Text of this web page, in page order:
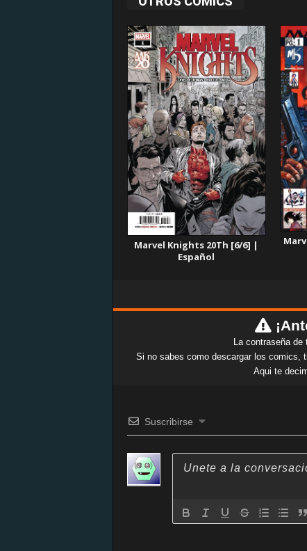
Marvel Knights 20Th [6/6] |
Español
La contraseña de
Si no sabes como descargar los comics,
Aqui te
Suscribirse